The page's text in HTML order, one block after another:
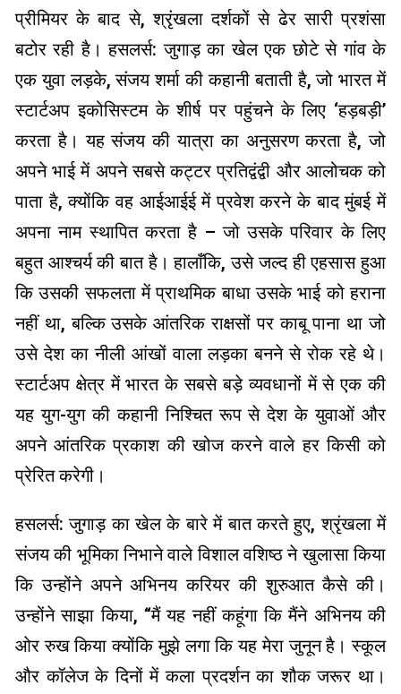
प्रीमियर के बाद से, श्रृंखला दर्शकों से ढेर सारी प्रशंसा
बटोर रही है। हसलर्स: जुगाड़ का खेल एक छोटे से गांव के
एक युवा लड़के, संजय शर्मा की कहानी बताती है, जो भारत में
स्टार्टअप इकोसिस्टम के शीर्ष पर पहुंचने के लिए ‘हड़बड़ी’
करता है। यह संजय की यात्रा का अनुसरण करता है, जो
अपने भाई में अपने सबसे कट्टर प्रतिद्वंद्वी और आलोचक को
पाता है, क्योंकि वह आईआईई में प्रवेश करने के बाद मुंबई में
अपना नाम स्थापित करता है – जो उसके परिवार के लिए
बहुत आश्चर्य की बात है। हालाँकि, उसे जल्द ही एहसास हुआ
कि उसकी सफलता में प्राथमिक बाधा उसके भाई को हराना
नहीं था, बल्कि उसके आंतरिक राक्षसों पर काबू पाना था जो
उसे देश का नीली आंखों वाला लड़का बनने से रोक रहे थे।
स्टार्टअप क्षेत्र में भारत के सबसे बड़े व्यवधानों में से एक की
यह युग-युग की कहानी निश्चित रूप से देश के युवाओं और
अपने आंतरिक प्रकाश की खोज करने वाले हर किसी को
प्रेरित करेगी।
हसलर्स: जुगाड़ का खेल के बारे में बात करते हुए, श्रृंखला में
संजय की भूमिका निभाने वाले विशाल वशिष्ठ ने खुलासा किया
कि उन्होंने अपने अभिनय करियर की शुरुआत कैसे की।
उन्होंने साझा किया, “मैं यह नहीं कहूंगा कि मैंने अभिनय की
ओर रुख किया क्योंकि मुझे लगा कि यह मेरा जुनून है। स्कूल
और कॉलेज के दिनों में कला प्रदर्शन का शौक जरूर था।